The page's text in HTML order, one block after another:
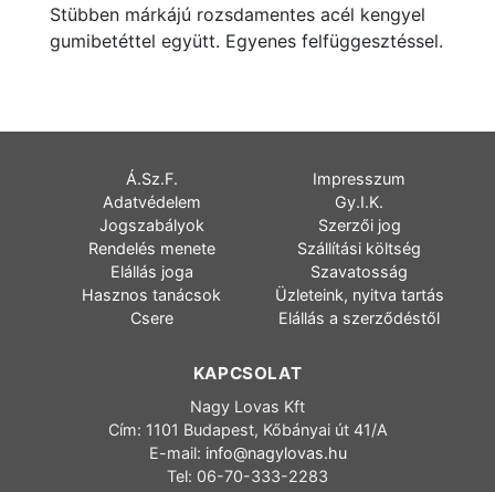
Stübben márkájú rozsdamentes acél kengyel
gumibetéttel együtt. Egyenes felfüggesztéssel.
Á.Sz.F.
Impresszum
Adatvédelem
Gy.I.K.
Jogszabályok
Szerzői jog
Rendelés menete
Szállítási költség
Elállás joga
Szavatosság
Hasznos tanácsok
Üzleteink, nyitva tartás
Csere
Elállás a szerződéstől
KAPCSOLAT
Nagy Lovas Kft
Cím: 1101 Budapest, Kőbányai út 41/A
E-mail: info@nagylovas.hu
Tel: 06-70-333-2283